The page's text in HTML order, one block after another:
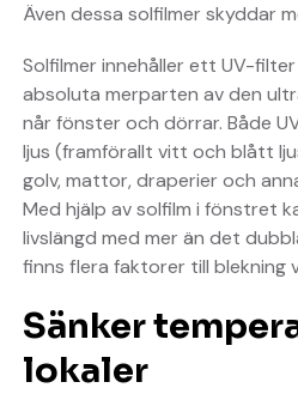
Även dessa solfilmer skyddar
Solfilmer innehåller ett UV-
absoluta merparten av den
når fönster och dörrar. Både
ljus (framförallt vitt och blått
golv, mattor, draperier och
Med hjälp av solfilm i fönstret
livslängd med mer än det
finns flera faktorer till blekning
Sänker
lokaler